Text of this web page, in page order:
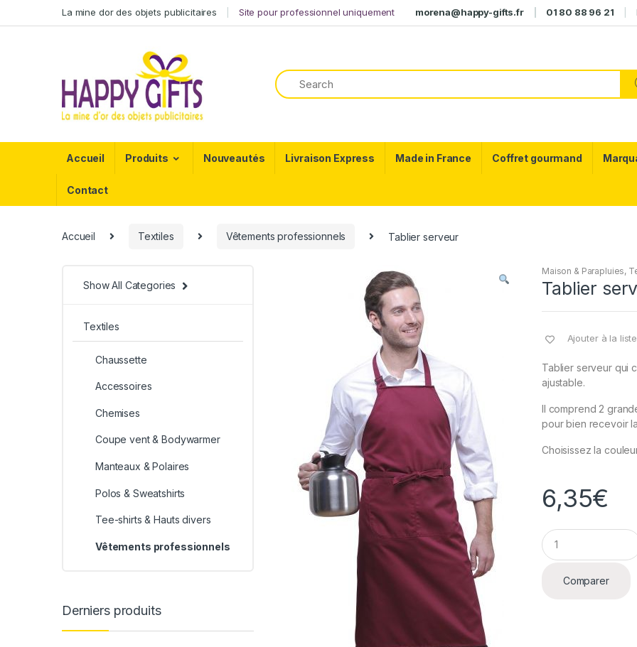
La mine dor des objets publicitaires Site pour professionnel uniquement morena@happy-gifts.fr 01 80 88 96 21
Accueil Produits Nouveautés Livraison Express Made in France Coffret gourmand
Contact
Accueil Textiles Vêtements professionnels Tablier serveur
Maison & Parapluies,
Tablier
Ajouter à la
Tablier serveur qui
ajustable.
Il comprend 2
pour bien recevoir
Choisissez la
6,35€
Q
u
a
Comparer
Show All Categories
Textiles
Chaussette
Accessoires
Chemises
Coupe vent & Bodywarmer
Manteaux & Polaires
Polos & Sweatshirts
Tee-shirts & Hauts divers
Vêtements professionnels
Derniers produits